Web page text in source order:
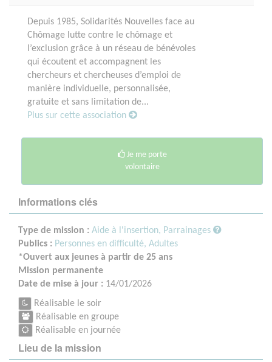
Depuis 1985, Solidarités Nouvelles face au
Chômage lutte contre le chômage et
l’exclusion grâce à un réseau de bénévoles
qui écoutent et accompagnent les
chercheurs et chercheuses d’emploi de
manière individuelle, personnalisée,
gratuite et sans limitation de...
Plus sur cette association
Je me porte
volontaire
Informations clés
Type de mission : Aide à l'insertion, Parrainages
Publics : Personnes en difficulté, Adultes
*Ouvert aux jeunes à partir de 25 ans
Mission permanente
Date de mise à jour : 14/01/2026
Réalisable le soir
Réalisable en groupe
Réalisable en journée
Lieu de la mission